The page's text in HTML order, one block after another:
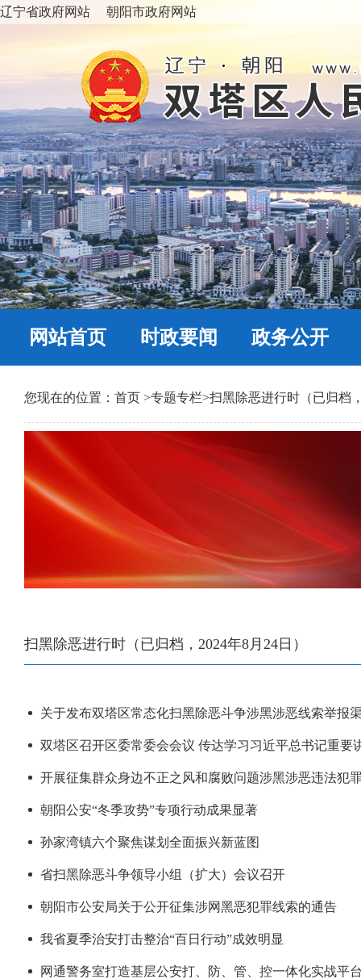
辽宁省政府网站 朝阳市政府网站
网站首页 时政要闻 政务公开
您现在的位置： 首页 >专题专栏>扫黑除恶进行时（已归档
扫黑除恶进行时（已归档，2024年8月24日）
关于发布双塔区常态化扫黑除恶斗争涉黑涉恶线索举报
双塔区召开区委常委会会议 传达学习习近平总书记重
开展征集群众身边不正之风和腐败问题涉黑涉恶违法犯
朝阳公安“冬季攻势”专项行动成果显著
孙家湾镇六个聚焦谋划全面振兴新蓝图
省扫黑除恶斗争领导小组（扩大）会议召开
朝阳市公安局关于公开征集涉网黑恶犯罪线索的通告
我省夏季治安打击整治“百日行动”成效明显
网通警务室打造基层公安打、防、管、控一体化实战平